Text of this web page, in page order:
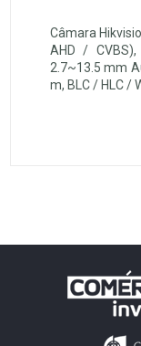
Câmara
AHD /
2.7~13.5 mm
m, BLC / HLC /